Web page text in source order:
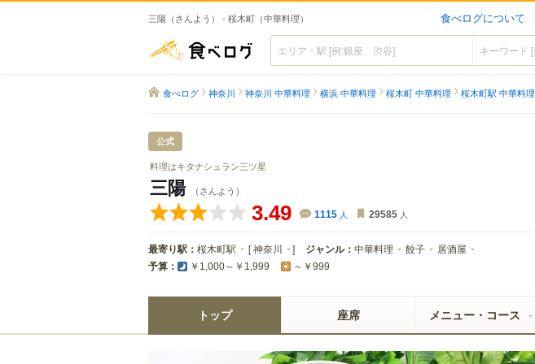
三陽（さんよう） - 桜木町（中華料理） 食べログについて
食べログ
食べログ 神奈川 神奈川 中華料理 横浜 中華料理 桜木町 中華料理 桜木町駅 中華料理
公式
料理はキタナシュラン三ツ星
三陽 （さんよう）
3.49 1115 人 29585 人
最寄り駅： 桜木町駅 [神奈川 ] ジャンル： 中華料理 餃子 居酒屋
予算： ￥1,000～￥1,999 ～￥999
トップ 座席 メニュー・コース